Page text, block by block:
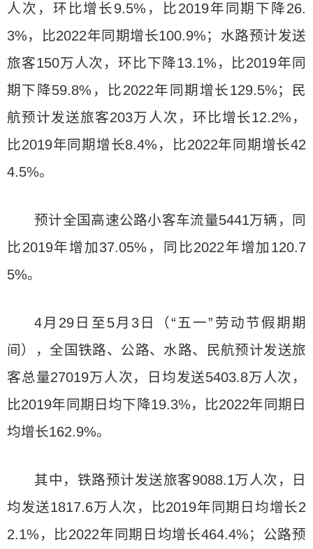
人次，环比增长9.5%，比2019年同期下降26.
3%，比2022年同期增长100.9%；水路预计发送
旅客150万人次，环比下降13.1%，比2019年同
期下降59.8%，比2022年同期增长129.5%；民
航预计发送旅客203万人次，环比增长12.2%，
比2019年同期增长8.4%，比2022年同期增长42
4.5%。
预计全国高速公路小客车流量5441万辆，同
比2019年增加37.05%，同比2022年增加120.7
5%。
4月29日至5月3日（“五一”劳动节假期期
间），全国铁路、公路、水路、民航预计发送旅
客总量27019万人次，日均发送5403.8万人次，
比2019年同期日均下降19.3%，比2022年同期日
均增长162.9%。
其中，铁路预计发送旅客9088.1万人次，日
均发送1817.6万人次，比2019年同期日均增长2
2.1%，比2022年同期日均增长464.4%；公路预